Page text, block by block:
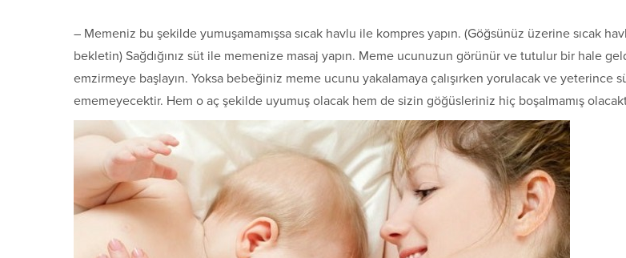
– Memeniz bu şekilde yumuşamamışsa sıcak havlu ile komp­res yapın. (Göğsünüz üzerine sıcak
bek­letin) Sağdığınız süt ile memenize masaj yapın. Meme ucu­nuzun görünür ve tutulur bir hale
emzirmeye başlayın. Yoksa bebeğiniz meme ucunu yakalamaya çalışır­ken yorulacak ve yeterince
ememeyecektir. Hem o aç şekilde uyumuş olacak hem de sizin göğüsleriniz hiç boşalmamış